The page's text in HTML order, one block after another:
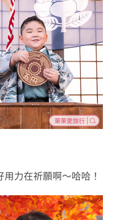
力在祈願啊～哈哈！